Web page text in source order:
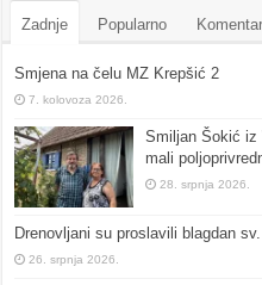
Zadnje Popularno
Smjena na čelu MZ Krepšić 2
7. kolovoza 2026.
Smiljan Šokić iz
mali
28. srpnja 2026.
Drenovljani su proslavili blagdan
26. srpnja 2026.